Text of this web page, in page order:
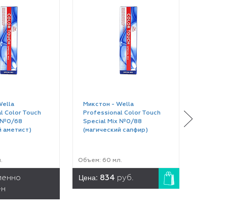
Color Touch
№0/68
аметист)
Микстон - Wella
Professional Color Touch
Special Mix №0/88
(магический сапфир)
Объем: 60 мл.
Цена: 834 руб.